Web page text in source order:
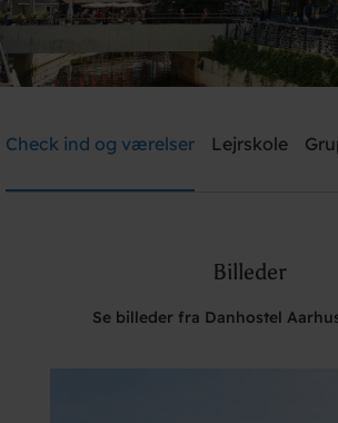
Brug for hjælp? Ring+45 8610 1020
Check ind og værelser Lejrskole
Billeder
Se billeder fra Danhostel